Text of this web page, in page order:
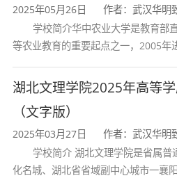
生密切关注各省招生考试机
2.报考流程分为信息填报
格审核、网上缴费四个阶
上信息填报(约9月初，注意
息)→网上提供报考所需全
核验(约9月初)→报名资格审
2025年05月26日
作者：武汉华明
学校简介华中农业大学是教育部
等农业教育的重要起点之一，2005年
首轮“双一流”成效
湖北文理学院2025年高等
（文字版）
2025年03月27日
作者：武汉华明
学校简介 湖北文理学院是省属普通高等学校，位于全国历史文
化名城、湖北省省域副中心城市一襄